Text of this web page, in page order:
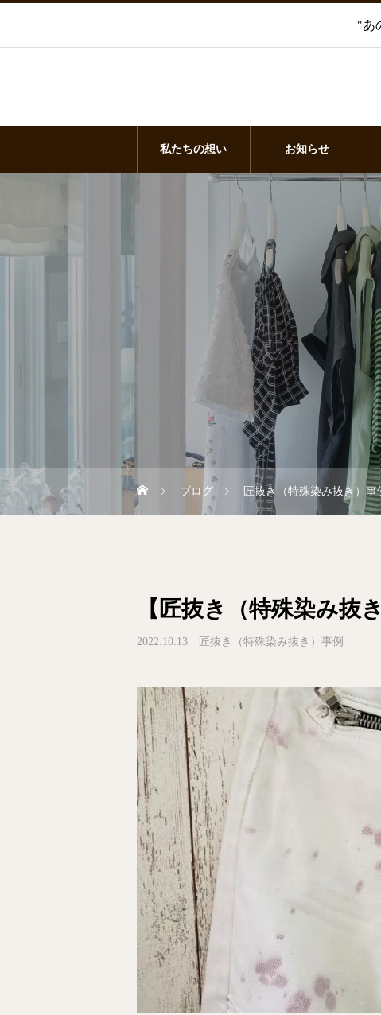
"あ
私たちの想い お知らせ
ブログ 匠抜き（特殊染み抜き）事
【匠抜き（特殊染み抜
2022.10.13 匠抜き（特殊染み抜き）事例